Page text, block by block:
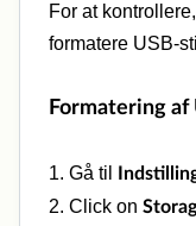
For at
formatere USB-
Formatering af
1. Gå til
2. Click on